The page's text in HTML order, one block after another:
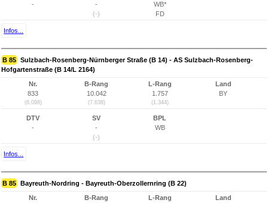
-
-
(-)
WB*
FD
Infos...
B 85 Sulzbach-Rosenberg-Nürnberger Straße (B 14) - AS Sulzbach-Rosenberg-
Hofgartenstraße (B 14/L 2164)
Nr.
833
(8.098)
B-Rang
10.042
(7.638)
L-Rang
1.757
(1.344)
Land
BY
DTV
-
SV
-
(-)
BPL
WB
Infos...
B 85 Bayreuth-Nordring - Bayreuth-Oberzollernring (B 22)
Nr.
B-Rang
L-Rang
Land